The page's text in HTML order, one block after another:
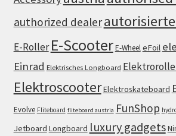
authorized dealer
E-Roller E-ScooterE-WheeleFoil
Einrad Elektrisches Longboard
ElektroscooterElektroskateboard
Evolve Fliteboard fliteboard austria FunShop
Jetboard Longboard luxury gadgets